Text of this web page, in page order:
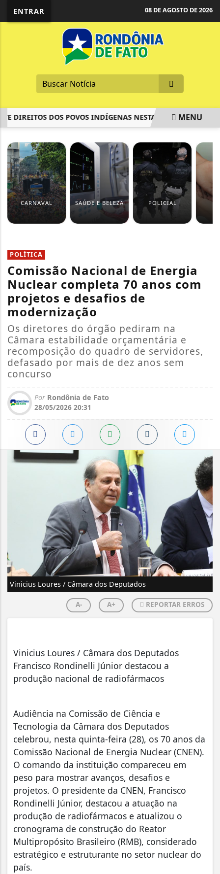
ENTRAR 08 DE AGOSTO DE 2026
DOS POVOS INDÍGENAS NESTA QUARTA MENU
CARNAVAL SAÚDE E BELEZA POLICIAL
POLÍTICA
Comissão Nacional de Energia
Nuclear completa 70 anos com
projetos e desafios de
modernização
Os diretores do órgão pediram na
Câmara estabilidade orçamentária e
recomposição do quadro de servidores,
defasado por mais de dez anos sem
concurso
Por Rondônia de Fato
28/05/2026 20:31
Vinicius Loures / Câmara dos Deputados
A- A+ REPORTAR ERROS
Vinicius Loures / Câmara dos Deputados
Francisco Rondinelli Júnior destacou a
produção nacional de radiofármacos
Audiência na Comissão de Ciência e
Tecnologia da Câmara dos Deputados
celebrou, nesta quinta-feira (28), os 70 anos da
Comissão Nacional de Energia Nuclear (CNEN).
O comando da instituição compareceu em
peso para mostrar avanços, desafios e
projetos. O presidente da CNEN, Francisco
Rondinelli Júnior, destacou a atuação na
produção de radiofármacos e atualizou o
cronograma de construção do Reator
Multipropósito Brasileiro (RMB), considerado
estratégico e estruturante no setor nuclear do
país.